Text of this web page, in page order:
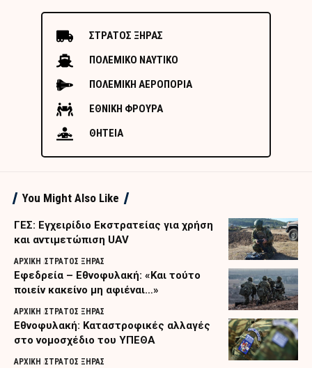
ΣΤΡΑΤΟΣ ΞΗΡΑΣ
ΠΟΛΕΜΙΚΟ ΝΑΥΤΙΚΟ
ΠΟΛΕΜΙΚΗ ΑΕΡΟΠΟΡΙΑ
ΕΘΝΙΚΗ ΦΡΟΥΡΑ
ΘΗΤΕΙΑ
You Might Also Like
ΓΕΣ: Εγχειρίδιο Εκστρατείας για χρήση
και αντιμετώπιση UAV
ΑΡΧΙΚΗ ΣΤΡΑΤΟΣ ΞΗΡΑΣ
Εφεδρεία – Εθνοφυλακή: «Και τούτο
ποιείν κακείνο μη αφιέναι…»
ΑΡΧΙΚΗ ΣΤΡΑΤΟΣ ΞΗΡΑΣ
Εθνοφυλακή: Καταστροφικές αλλαγές
στο νομοσχέδιο του ΥΠΕΘΑ
ΑΡΧΙΚΗ ΣΤΡΑΤΟΣ ΞΗΡΑΣ